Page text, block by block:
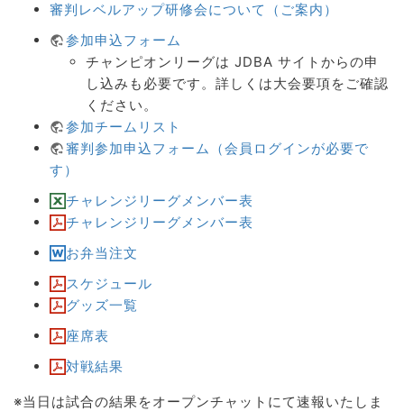
審判レベルアップ研修会について（ご案内）
参加申込フォーム
チャンピオンリーグは JDBA サイトからの申
し込みも必要です。詳しくは大会要項をご確認
ください。
参加チームリスト
審判参加申込フォーム（会員ログインが必要で
す）
チャレンジリーグメンバー表
チャレンジリーグメンバー表
お弁当注文
スケジュール
グッズ一覧
座席表
対戦結果
※当日は試合の結果をオープンチャットにて速報いたしま